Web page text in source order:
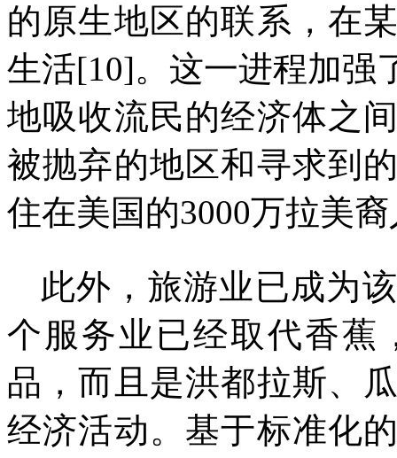
的原生地区的联系，在
生活[10]。这一进程加强
地吸收流民的经济体之
被抛弃的地区和寻求到
住在美国的3000万拉美
此外，旅游业已成为
个服务业已经取代香蕉
品，而且是洪都拉斯、
经济活动。基于标准化